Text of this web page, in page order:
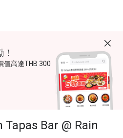
值高達THB 300
Bar @ Rain